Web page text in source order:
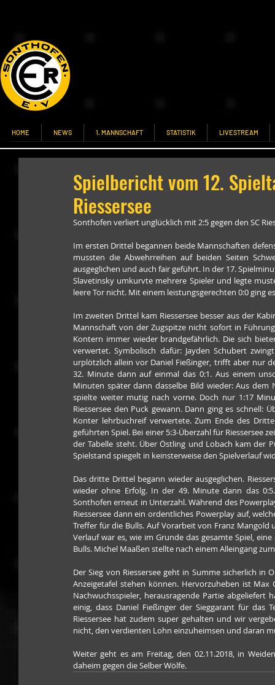
HOME NEWS 1. MANNSCHAFT STATISTIK LIVESTREAM
Spielbericht vom 12.
Riessersee
Sonthofen verliert unglücklich mit 2:5 gegen den SC
Im ersten Drittel begannen beide Mannschaften
mussten die Abwehrreihen auf beiden Seiten
ausgeglichen und auch fair geführt. In der 17.
Slavetinsky umkurvte mehrere Spieler und legte
leere Tor nicht. Mit einem leistungsgerechten 0:0 ging
Im zweiten Drittel kam Riessersee besser aus der
Mannschaft von der Zugspitze nicht sofort in
Kontern immer wieder brandgefährlich. Die sich
verwertet. Symbolisch dafür: Jayden Schubert
urplötzlich allein vor Daniel Fießinger, trifft aber nur
32. Minute dann auf einmal das 0:1. Aus einem
Minuten später dann dasselbe Bild wieder: Aus
spielte weiter mutig nach vorne. Doch nur 1:17
Riessersee den Puck gewann. Dann ging es
Konter lehrbuchreif verwertete. Zum Ende des
geführten Spiel. Bei einer 5:3-Überzahl für Riessersee
der Tabelle steht. Über Östling und Lobach kam der
Spielstand spiegelt in keinsterweise den Spielverlauf
Das dritte Drittel begann wieder ausgeglichen.
wieder ohne Erfolg. In der 49. Minute dann das
Sonthofen erneut in Unterzahl. Während des
Riessersee dann ein ordentliches Powerplay auf,
Treffer für die Bulls. Auf Vorarbeit von Franz Mangold
Verlauf war es, wie im Grunde das gesamte Spiel,
Bulls. Michel Maaßen stellte nach einem Alleingang
Der Sieg von Riessersee geht in Summe sicherlich
Anzeigetafel stehen können. Hervorzuheben ist
Nachwuchsspieler, herausragende Partie abgeliefert
einig, dass Daniel Fießinger der Sieggarant für
Riessersee hat zudem super gehalten und wir
nicht, den verdienten Lohn einzuheimsen und daran
Weiter geht es am Freitag, den 02.11.2018, in
daheim gegen die Selber Wölfe.